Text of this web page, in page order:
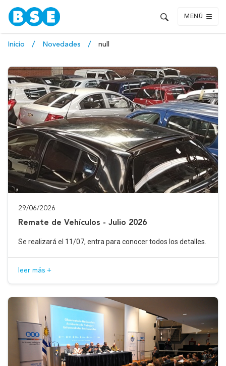
MENÚ
Inicio Novedades null
29/06/2026
Remate de Vehículos - Julio 2026
Se realizará el 11/07, entra para conocer todos los detalles.
leer más +